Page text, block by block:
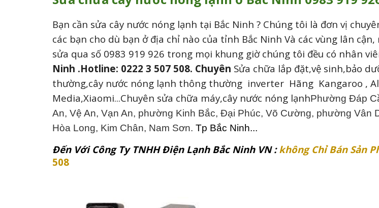
Bạn cần sửa cây nước nóng lạnh tại Bắc Ninh ? Chúng tôi là đơn vị
các bạn cho dù bạn ở địa chỉ nào của tỉnh Bắc Ninh Và các vùng lân
sửa qua số 0983 919 926 trong mọi khung giờ chúng tôi đều có nhân
Ninh .Hotline: 0222 3 507 508. Chuyên Sửa chữa lắp đặt,vệ sinh,bảo
thường,cây nước nóng lạnh thông thường inverter HãngKangaroo ,
Media,Xiaomi...Chuyên sửa chữa máy,cây nước nóng lạnhPhường Đáp
An, Vệ An, Vạn An, phường Kinh Bắc, Đại Phúc, Võ Cường, phường Vân
Hòa Long, Kim Chân, Nam Sơn. Tp Bắc Ninh...
Đến Với Công Ty TNHH Điện Lạnh Bắc Ninh VN :không Chỉ Bán Sản
508